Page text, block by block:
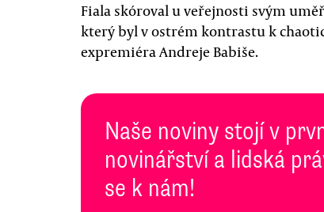
Fiala skóroval u veřejnosti svým
který byl v ostrém kontrastu k
expremiéra Andreje Babiše.
Naše noviny stojí v
novinářství a lidská
se k nám!